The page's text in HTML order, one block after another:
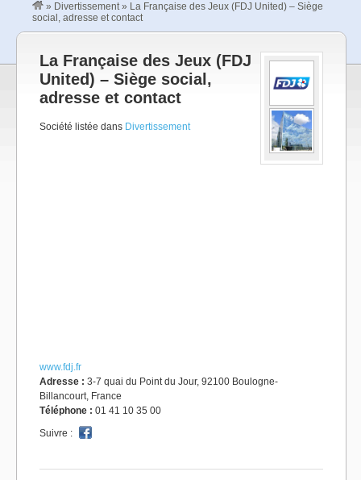
» Divertissement » La Française des Jeux (FDJ United) – Siège
social, adresse et contact
La Française des Jeux (FDJ
United) – Siège social,
adresse et contact
Société listée dans Divertissement
www.fdj.fr
Adresse : 3-7 quai du Point du Jour, 92100 Boulogne-
Billancourt, France
Téléphone : 01 41 10 35 00
Suivre :